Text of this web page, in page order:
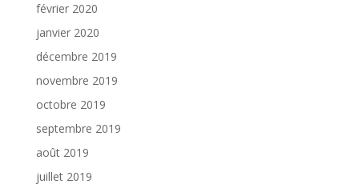
février 2020
janvier 2020
décembre 2019
novembre 2019
octobre 2019
septembre 2019
août 2019
juillet 2019